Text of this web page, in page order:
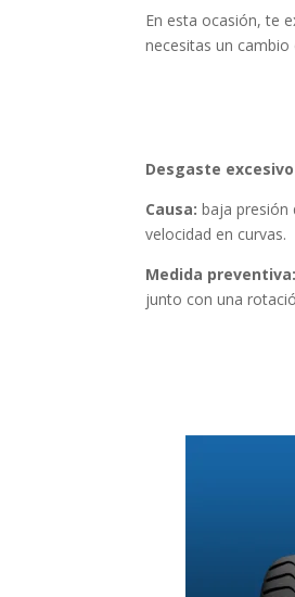
En esta ocasión, te
necesitas un cambio
Desgaste
Causa: baja presión
velocidad en curvas.
Medida
junto con una